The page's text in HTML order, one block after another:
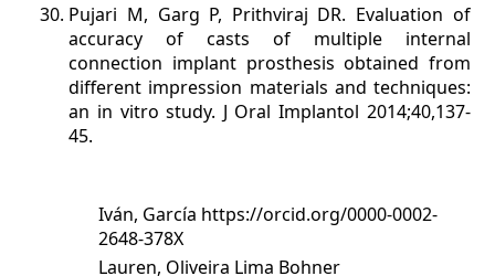
Pujari M, Garg P, Prithviraj DR. Evaluation of
accuracy of casts of multiple internal
connection implant prosthesis obtained from
different impression materials and techniques:
an in vitro study. J Oral Implantol 2014;40,137-
45.
Iván, García https://orcid.org/0000-0002-
2648-378X
Lauren, Oliveira Lima Bohner